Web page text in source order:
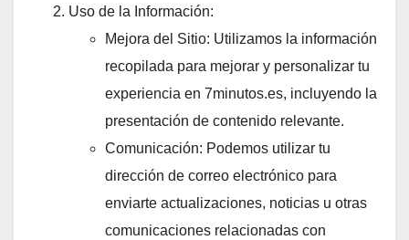
Uso de la Información:
Mejora del Sitio: Utilizamos la información
recopilada para mejorar y personalizar tu
experiencia en 7minutos.es, incluyendo la
presentación de contenido relevante.
Comunicación: Podemos utilizar tu
dirección de correo electrónico para
enviarte actualizaciones, noticias u otras
comunicaciones relacionadas con